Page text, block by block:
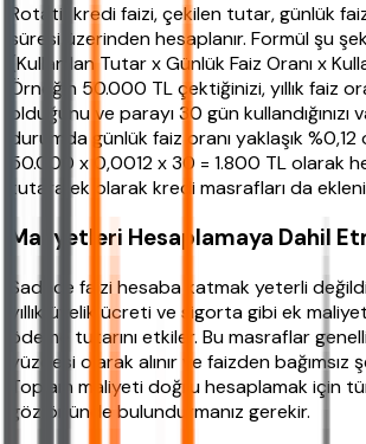
Rotatif kredi faizi, çekilen tutar, günlük
süresi üzerinden hesaplanır. Formül şu
(Kullanılan Tutar x Günlük Faiz Oranı x
Örneğin 50.000 TL çektiğinizi, yıllık faiz
olduğunu ve parayı 30 gün kullandığınızı
durumda günlük faiz oranı yaklaşık
50.000 x 0,0012 x 30 = 1.800 TL olarak
tutara ek olarak kredi masrafları da
Maliyetleri Hesaplamaya Dahil
Sadece faizi hesaba katmak yeterli
yıllık üyelik ücreti ve sigorta gibi ek
ödeme tutarını etkiler. Bu masraflar
yüzdesi olarak alınır ve faizden bağımsız
Toplam maliyeti doğru hesaplamak için
göz önünde bulundurmanız gerekir.